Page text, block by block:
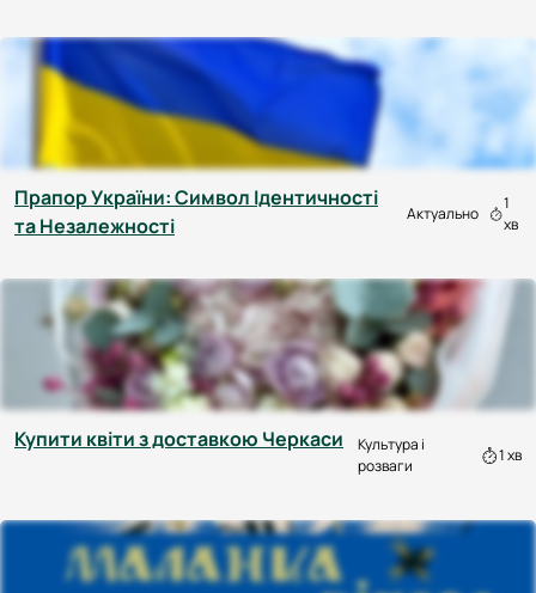
Прапор України: Символ Ідентичності
та Незалежності
Актуально
1
хв
Купити квіти з доставкою Черкаси
Культура і
розваги
1 хв